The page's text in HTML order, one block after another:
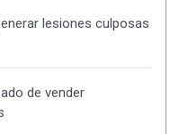
lesiones culposas
de vender